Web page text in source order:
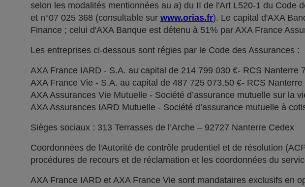
selon les modalités mentionnées au a) du II de l'Art L520-1 du Code
et n°07 025 368 (consultable sur www.orias.fr). Le capital d'AXA
Finance ; celui d'AXA Banque est détenu à 51% par AXA France
Les entreprises ci-dessous sont régies par le Code des Assurances :
AXA France IARD - S.A. au capital de 214 799 030 €- RCS Nanterre
AXA France Vie - S.A. au capital de 487 725 073,50 €- RCS Nanterre
AXA Assurances Vie Mutuelle - Société d’assurance mutuelle sur la
AXA Assurances IARD Mutuelle - Société d’assurance mutuelle à
Sièges sociaux : 313 Terrasses de l’Arche – 92727 Nanterre Cedex
Coordonnées de l'Autorité de contrôle prudentiel et de résolution
procédures de recours et de réclamation et les coordonnées du
AXA France IARD et AXA France Vie sont mandataires exclusifs en